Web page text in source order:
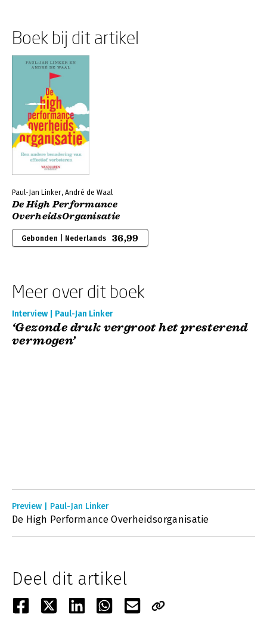
Boek bij dit artikel
Paul-Jan Linker, André de Waal
De High Performance
OverheidsOrganisatie
Gebonden | Nederlands 36,99
Meer over dit boek
Interview | Paul-Jan Linker
‘Gezonde druk vergroot het presterend
vermogen’
Preview | Paul-Jan Linker
De High Performance Overheidsorganisatie
Deel dit artikel